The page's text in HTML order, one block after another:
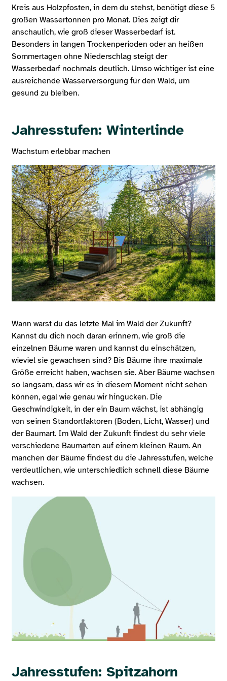
Kreis aus Holzpfosten, in dem du stehst, benötigt diese 5
großen Wassertonnen pro Monat. Dies zeigt dir
anschaulich, wie groß dieser Wasserbedarf ist.
Besonders in langen Trockenperioden oder an heißen
Sommertagen ohne Niederschlag steigt der
Wasserbedarf nochmals deutlich. Umso wichtiger ist eine
ausreichende Wasserversorgung für den Wald, um
gesund zu bleiben.
Jahresstufen: Winterlinde
Wachstum erlebbar machen
Wann warst du das letzte Mal im Wald der Zukunft?
Kannst du dich noch daran erinnern, wie groß die
einzelnen Bäume waren und kannst du einschätzen,
wieviel sie gewachsen sind? Bis Bäume ihre maximale
Größe erreicht haben, wachsen sie. Aber Bäume wachsen
so langsam, dass wir es in diesem Moment nicht sehen
können, egal wie genau wir hingucken. Die
Geschwindigkeit, in der ein Baum wächst, ist abhängig
von seinen Standortfaktoren (Boden, Licht, Wasser) und
der Baumart. Im Wald der Zukunft findest du sehr viele
verschiedene Baumarten auf einem kleinen Raum. An
manchen der Bäume findest du die Jahresstufen, welche
verdeutlichen, wie unterschiedlich schnell diese Bäume
wachsen.
Jahresstufen: Spitzahorn